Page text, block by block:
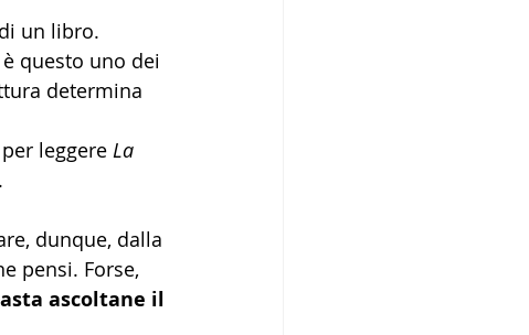
un libro.
questo uno dei
determina
leggere La
.
dunque, dalla
pensi. Forse,
ascoltane il